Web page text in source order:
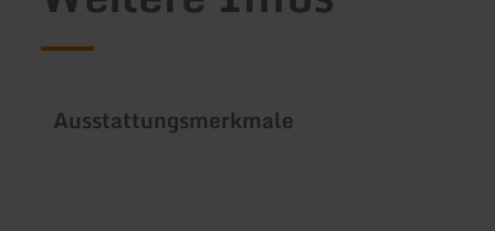
Ausstattungsmerkmale